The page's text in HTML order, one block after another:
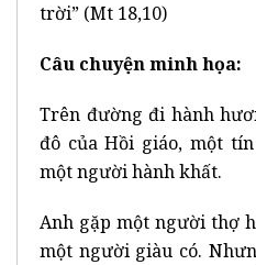
trời” (Mt 18,10)
Câu chuyện minh họa:
Trên đường đi hành
đô của Hồi giáo, một
một người hành khất.
Anh gặp một người thợ
một người giàu có.